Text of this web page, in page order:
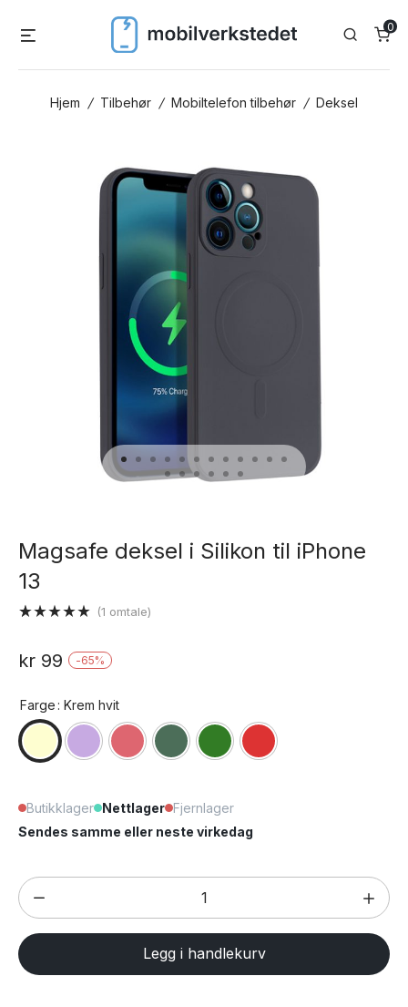
Search
0
Hjem / Tilbehør / Mobiltelefon tilbehør / Deksel
Magsafe deksel i Silikon til iPhone
13
basert på
(1 omtale)
kr 99 -65%
Farge : Krem hvit
Butikklager Nettlager Fjernlager
Sendes samme eller neste virkedag
Magsafe
deksel
i
Silikon
Legg i handlekurv